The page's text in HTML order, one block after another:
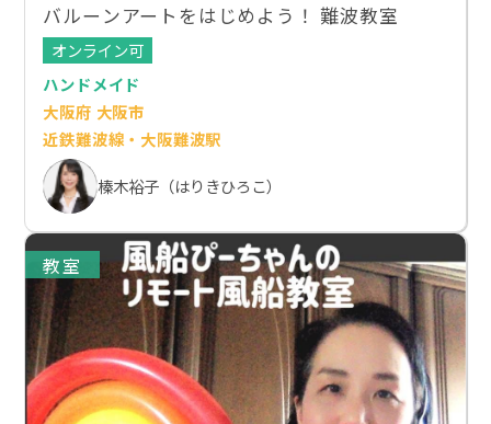
バルーンアートをはじめよう！ 難波教室
オンライン可
ハンドメイド
大阪府 大阪市
近鉄難波線・大阪難波駅
榛木裕子（はりきひろこ）
教室